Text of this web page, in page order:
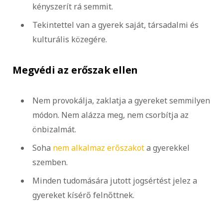
kényszerít rá semmit.
Tekintettel van a gyerek saját, társadalmi és
kulturális közegére.
Megvédi az erőszak ellen
Nem provokálja, zaklatja a gyereket semmilyen
módon. Nem alázza meg, nem csorbítja az
önbizalmát.
Soha nem alkalmaz erőszakota gyerekkel
szemben.
Minden tudomására jutott jogsértést jelez a
gyereket kísérő felnőttnek.